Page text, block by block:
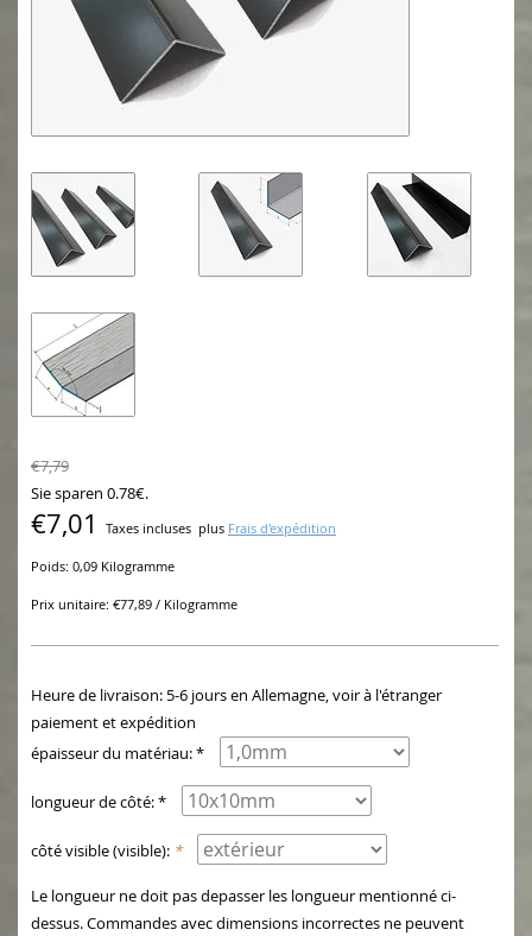
€7,79
Sie sparen 0.78€.
€7,01 Taxes incluses plus Frais d'expédition
Poids: 0,09 Kilogramme
Prix unitaire: €77,89 / Kilogramme
Heure de livraison: 5-6 jours en Allemagne, voir à l'étranger
paiement et expédition
épaisseur du matériau: *
longueur de côté: *
côté visible (visible): *
Le longueur ne doit pas depasser les longueur mentionné ci-
dessus. Commandes avec dimensions incorrectes ne peuvent